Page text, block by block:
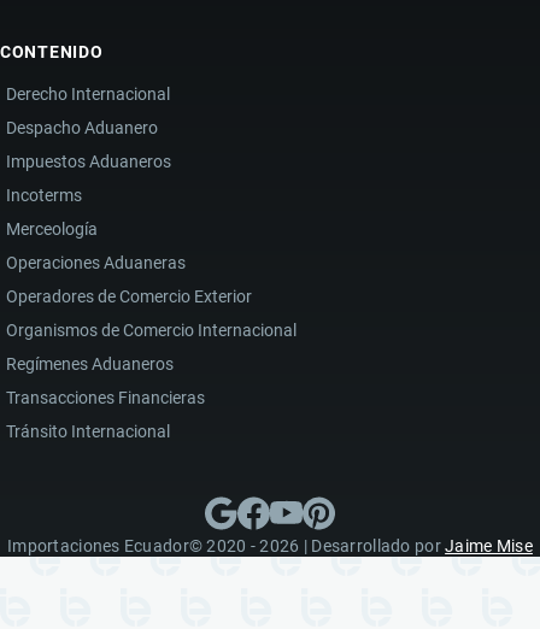
CONTENIDO
Derecho Internacional
Despacho Aduanero
Impuestos Aduaneros
Incoterms
Merceología
Operaciones Aduaneras
Operadores de Comercio Exterior
Organismos de Comercio Internacional
Regímenes Aduaneros
Transacciones Financieras
Tránsito Internacional
Importaciones Ecuador© 2020 - 2026 | Desarrollado porJaime Mise